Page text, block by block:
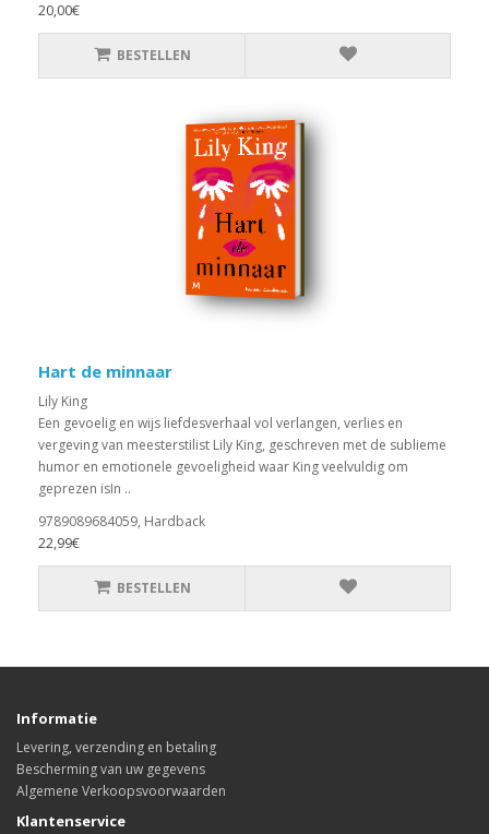
20,00€
BESTELLEN
Hart de minnaar
Lily King
Een gevoelig en wijs liefdesverhaal vol verlangen, verlies en
vergeving van meesterstilist Lily King, geschreven met de sublieme
humor en emotionele gevoeligheid waar King veelvuldig om
geprezen isIn ..
9789089684059, Hardback
22,99€
BESTELLEN
Informatie
Levering, verzending en betaling
Bescherming van uw gegevens
Algemene Verkoopsvoorwaarden
Klantenservice